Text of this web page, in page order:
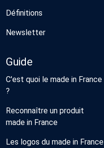
Définitions
Newsletter
Guide
C'est quoi le made in France
?
Reconnaître un produit
made in France
Les logos du made in France